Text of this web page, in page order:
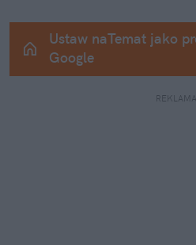
Ustaw naTemat jako
Google
REKLAMA